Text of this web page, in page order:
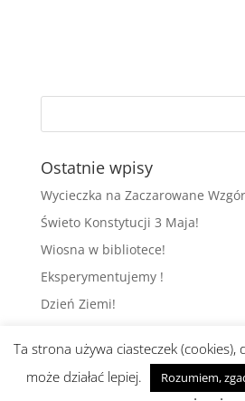
Ostatnie wpisy
Wycieczka na Zaczarowane
Świeto Konstytucji 3 Maja!
Wiosna w bibliotece!
Eksperymentujemy !
Dzień Ziemi!
Realizacja i
Ta strona używa ciasteczek (cookies),
może działać lepiej.
Rozumiem,